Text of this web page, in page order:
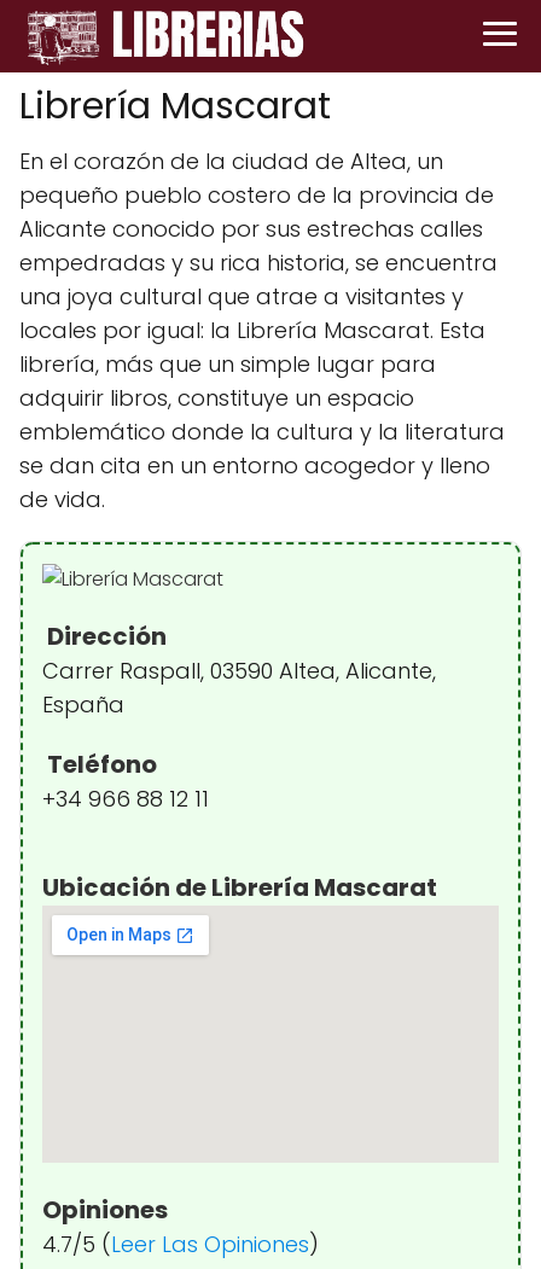
Librería Mascarat
En el corazón de la ciudad de Altea, un
pequeño pueblo costero de la provincia de
Alicante conocido por sus estrechas calles
empedradas y su rica historia, se encuentra
una joya cultural que atrae a visitantes y
locales por igual: la Librería Mascarat. Esta
librería, más que un simple lugar para
adquirir libros, constituye un espacio
emblemático donde la cultura y la literatura
se dan cita en un entorno acogedor y lleno
de vida.
Dirección
Carrer Raspall, 03590 Altea, Alicante,
España
Teléfono
+34 966 88 12 11
Ubicación de Librería Mascarat
Opiniones
4.7/5 (Leer Las Opiniones)